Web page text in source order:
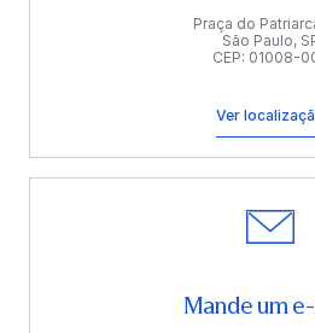
Praça do
São Paulo,
CEP: 01008-
Ver
Mande um